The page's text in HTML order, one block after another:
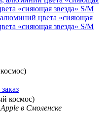
цвета «сияющая
«сияющая звезда» S/M
космос)
в Смоленске